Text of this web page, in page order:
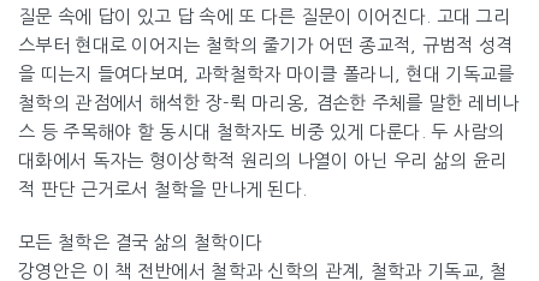
질문 속에 답이 있고 답 속에 또 다른 질문이 이어진다. 고대 그리
스부터 현대로 이어지는 철학의 줄기가 어떤 종교적, 규범적 성격
을 띠는지 들여다보며, 과학철학자 마이클 폴라니, 현대 기독교를
철학의 관점에서 해석한 장-뤽 마리옹, 겸손한 주체를 말한 레비나
스 등 주목해야 할 동시대 철학자도 비중 있게 다룬다. 두 사람의
대화에서 독자는 형이상학적 원리의 나열이 아닌 우리 삶의 윤리
적 판단 근거로서 철학을 만나게 된다.
모든 철학은 결국 삶의 철학이다
강영안은 이 책 전반에서 철학과 신학의 관계, 철학과 기독교, 철